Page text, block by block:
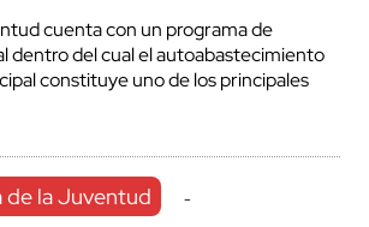
cuenta con un programa de
dentro del cual el autoabastecimiento
constituye uno de los principales
de la Juventud -